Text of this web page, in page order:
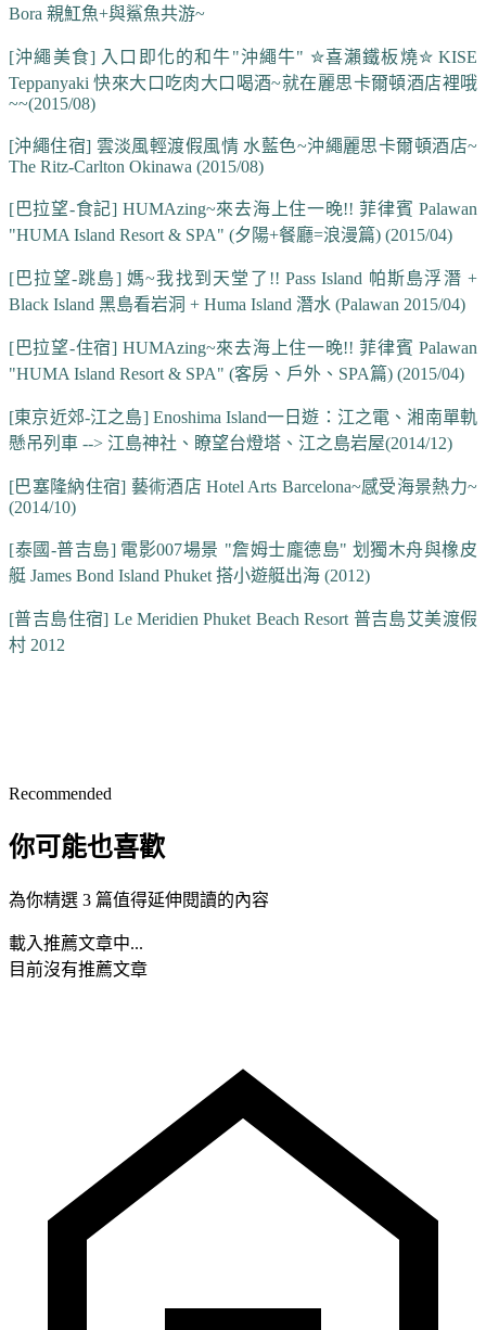
Bora 親魟魚+與鯊魚共游~
[沖繩美食] 入口即化的和牛"沖繩牛" ✮喜瀨鐵板燒✮ KISE
Teppanyaki 快來大口吃肉大口喝酒~就在麗思卡爾頓酒店裡哦
~~(2015/08)
[沖繩住宿] 雲淡風輕渡假風情 水藍色~沖繩麗思卡爾頓酒店~
The Ritz-Carlton Okinawa (2015/08)
[巴拉望-食記] HUMAzing~來去海上住一晚!! 菲律賓 Palawan
"HUMA Island Resort & SPA" (夕陽+餐廳=浪漫篇) (2015/04)
[巴拉望-跳島] 媽~我找到天堂了!! Pass Island 帕斯島浮潛 +
Black Island 黑島看岩洞 + Huma Island 潛水 (Palawan 2015/04)
[巴拉望-住宿] HUMAzing~來去海上住一晚!! 菲律賓 Palawan
"HUMA Island Resort & SPA" (客房、戶外、SPA篇) (2015/04)
[東京近郊-江之島] Enoshima Island一日遊：江之電、湘南單軌
懸吊列車 --> 江島神社、瞭望台燈塔、江之島岩屋(2014/12)
[巴塞隆納住宿] 藝術酒店 Hotel Arts Barcelona~感受海景熱力~
(2014/10)
[泰國-普吉島] 電影007場景 "詹姆士龐德島" 划獨木舟與橡皮
艇 James Bond Island Phuket 搭小遊艇出海 (2012)
[普吉島住宿] Le Meridien Phuket Beach Resort 普吉島艾美渡假
村 2012
Recommended
你可能也喜歡
為你精選 3 篇值得延伸閱讀的內容
載入推薦文章中...
目前沒有推薦文章